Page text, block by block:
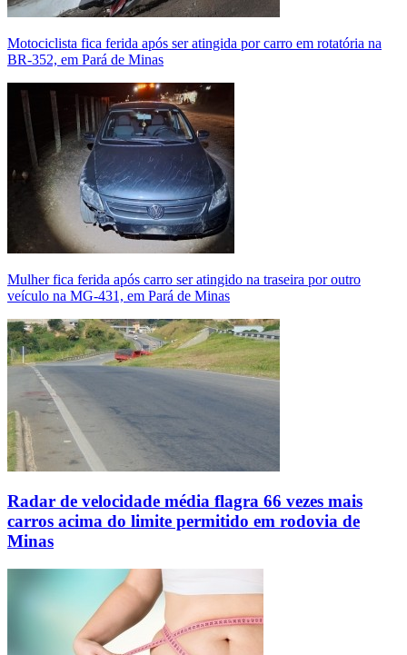
Motociclista fica ferida após ser atingida por carro em rotatória na
BR-352, em Pará de Minas
Mulher fica ferida após carro ser atingido na traseira por outro
veículo na MG-431, em Pará de Minas
Radar de velocidade média flagra 66 vezes mais
carros acima do limite permitido em rodovia de
Minas